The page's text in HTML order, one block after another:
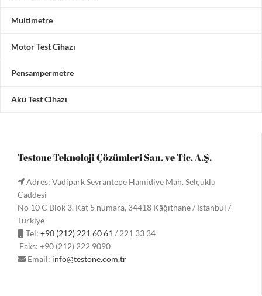
Multimetre
Motor Test Cihazı
Pensampermetre
Akü Test Cihazı
Testone Teknoloji Çözümleri San. ve Tic. A.Ş.
Adres: Vadipark Seyrantepe Hamidiye Mah. Selçuklu
Caddesi
No 10 C Blok 3. Kat 5 numara, 34418 Kâğıthane / İstanbul /
Türkiye
Tel: +90 (212) 221 60 61 / 221 33 34
Faks: +90 (212) 222 9090
Email: info@testone.com.tr